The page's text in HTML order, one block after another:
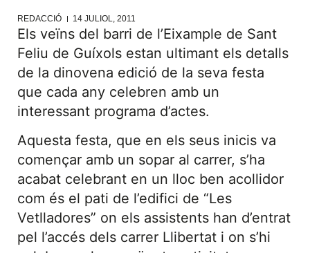
REDACCIÓ 14 JULIOL, 2011
Els veïns del barri de l’Eixample de Sant
Feliu de Guíxols estan ultimant els detalls
de la dinovena edició de la seva festa
que cada any celebren amb un
interessant programa d’actes.
Aquesta festa, que en els seus inicis va
començar amb un sopar al carrer, s’ha
acabat celebrant en un lloc ben acollidor
com és el pati de l’edifici de “Les
Vetlladores” on els assistents han d’entrat
pel l’accés dels carrer Llibertat i on s’hi